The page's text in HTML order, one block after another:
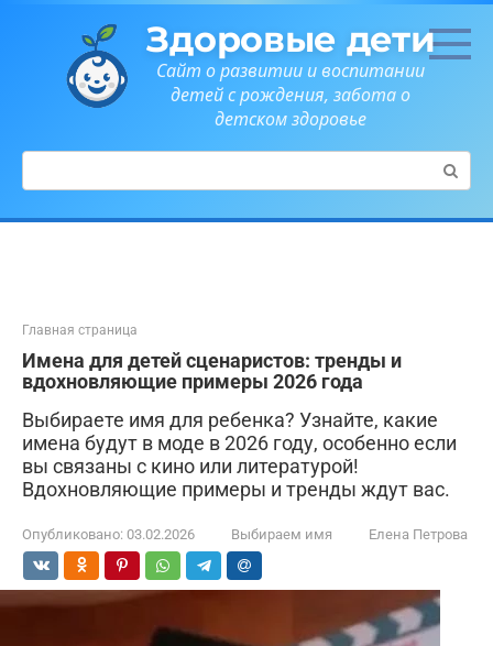
Здоровые дети
Сайт о развитии и воспитании
детей с рождения, забота о
детском здоровье
Поиск:
Главная страница
Имена для детей сценаристов: тренды и
вдохновляющие примеры 2026 года
Выбираете имя для ребенка? Узнайте, какие
имена будут в моде в 2026 году, особенно если
вы связаны с кино или литературой!
Вдохновляющие примеры и тренды ждут вас.
Опубликовано: 03.02.2026 Выбираем имя Елена Петрова